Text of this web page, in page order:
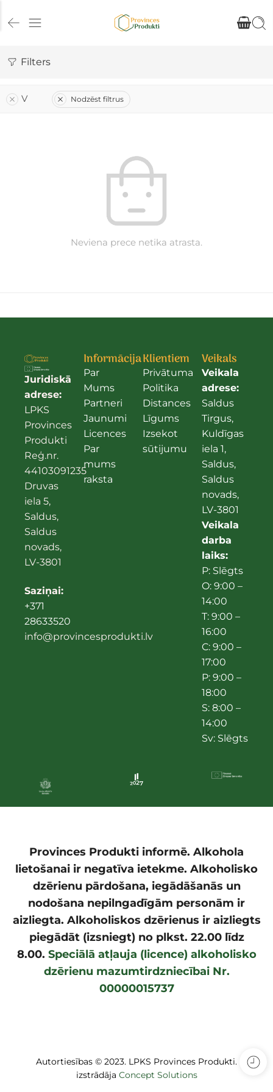
Filters
V Nodzēst filtrus
Neviena prece netika atrasta.
Juridiskā
adrese:
LPKS
Provinces
Produkti
Reģ.nr.
44103091235
Druvas
iela 5,
Saldus,
Saldus
novads,
LV-3801
Saziņai:
+371
28633520
info@provincesprodukti.lv
Informācija
Par
Mums
Partneri
Jaunumi
Licences
Par
mums
raksta
Klientiem
Privātuma
Politika
Distances
Līgums
Izsekot
sūtijumu
Veikals
Veikala
adrese:
Saldus
Tirgus,
Kuldīgas
iela 1,
Saldus,
Saldus
novads,
LV-3801
Veikala
darba
laiks:
P: Slēgts
O: 9:00 –
14:00
T: 9:00 –
16:00
C: 9:00 –
17:00
P: 9:00 –
18:00
S: 8:00 –
14:00
Sv: Slēgts
Provinces Produkti informē. Alkohola
lietošanai ir negatīva ietekme. Alkoholisko
dzērienu pārdošana, iegādāšanās un
nodošana nepilngadīgām personām ir
aizliegta. Alkoholiskos dzērienus ir aizliegts
piegādāt (izsniegt) no plkst. 22.00 līdz
8.00. Speciālā atļauja (licence) alkoholisko
dzērienu mazumtirdzniecībai Nr.
00000015737
Autortiesības © 2023. LPKS Provinces Produkti.
izstrādāja Concept Solutions